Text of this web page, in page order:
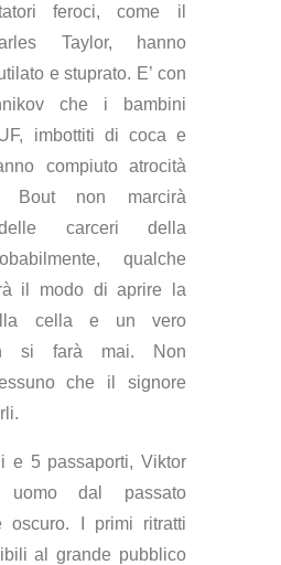
feroci, come il
Taylor, hanno
e stuprato. E’ con
che i bambini
imbottiti di coca e
compiuto atrocità
Bout non marcirà
delle carceri della
qualche
il modo di aprire la
cella e un vero
si farà mai. Non
che il signore
e 5 passaporti, Viktor
dal passato
oscuro.
I primi ritratti
al grande pubblico